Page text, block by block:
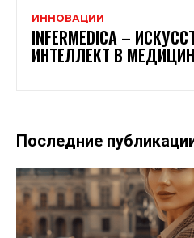
ИННОВАЦИИ
INFERMEDICA –
ИНТЕЛЛЕКТ В
Последние